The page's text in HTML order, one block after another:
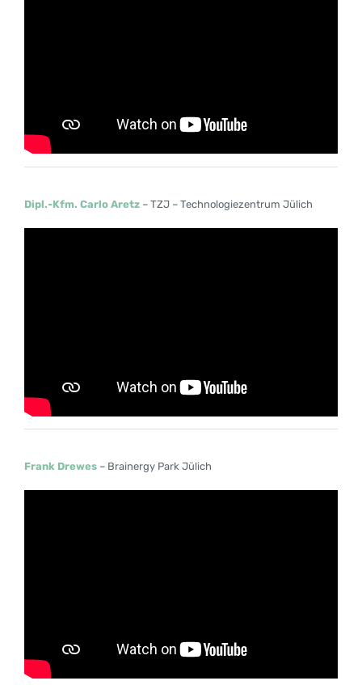
Dipl.-Kfm. Carlo Aretz – TZJ – Technologiezentrum Jülich
Frank Drewes – Brainergy Park Jülich